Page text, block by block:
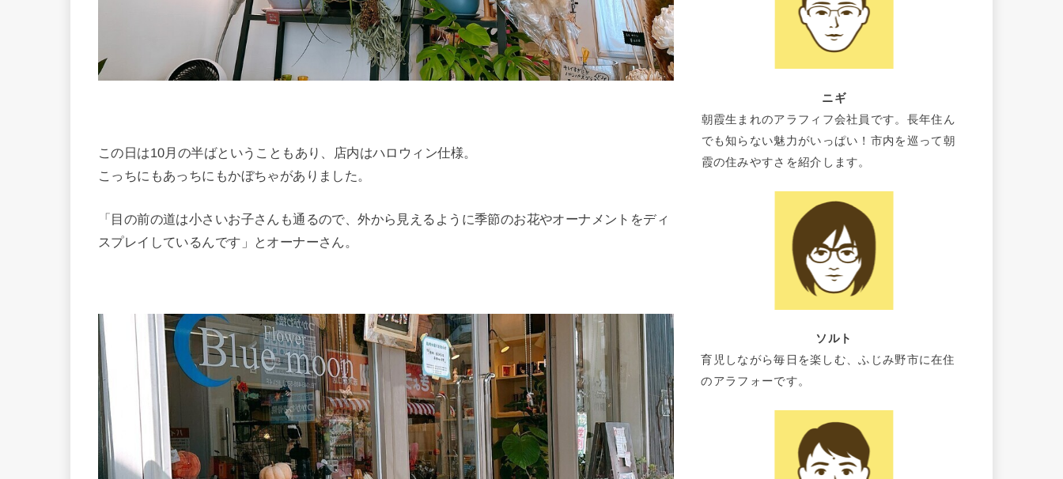
この日は10月の半ばということもあり、店内はハロウィン仕様。
こっちにもあっちにもかぼちゃがありました。
「目の前の道は小さいお子さんも通るので、外から見えるように季節のお花やオーナメントをディ
スプレイしているんです」とオーナーさん。
ニギ
朝霞生まれのアラフィフ会社員です。長年住ん
でも知らない魅力がいっぱい！市内を巡って朝
霞の住みやすさを紹介します。
ソルト
育児しながら毎日を楽しむ、ふじみ野市に在住
のアラフォーです。